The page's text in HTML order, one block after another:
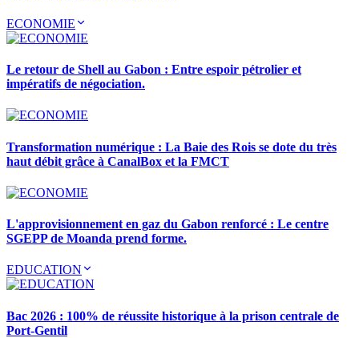
ECONOMIE
Le retour de Shell au Gabon : Entre espoir pétrolier et
impératifs de négociation.
Transformation numérique : La Baie des Rois se dote du très
haut débit grâce à CanalBox et la FMCT
L'approvisionnement en gaz du Gabon renforcé : Le centre
SGEPP de Moanda prend forme.
EDUCATION
Bac 2026 : 100% de réussite historique à la prison centrale de
Port-Gentil